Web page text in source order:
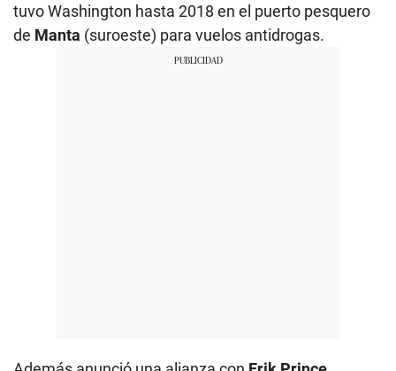
tuvo Washington hasta 2018 en el puerto pesquero
de Manta (suroeste) para vuelos antidrogas.